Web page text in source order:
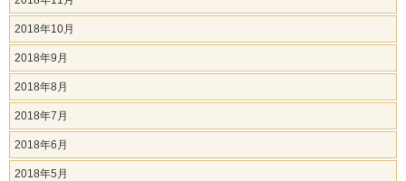
2018年10月
2018年9月
2018年8月
2018年7月
2018年6月
2018年5月